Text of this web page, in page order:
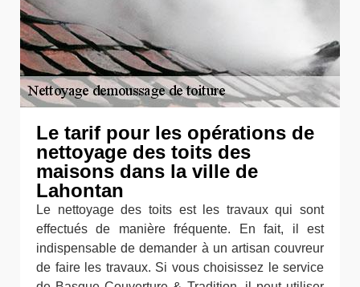
Le tarif pour les opérations de
nettoyage des toits des
maisons dans la ville de
Lahontan
Le nettoyage des toits est les travaux qui sont
effectués de manière fréquente. En fait, il est
indispensable de demander à un artisan couvreur
de faire les travaux. Si vous choisissez le service